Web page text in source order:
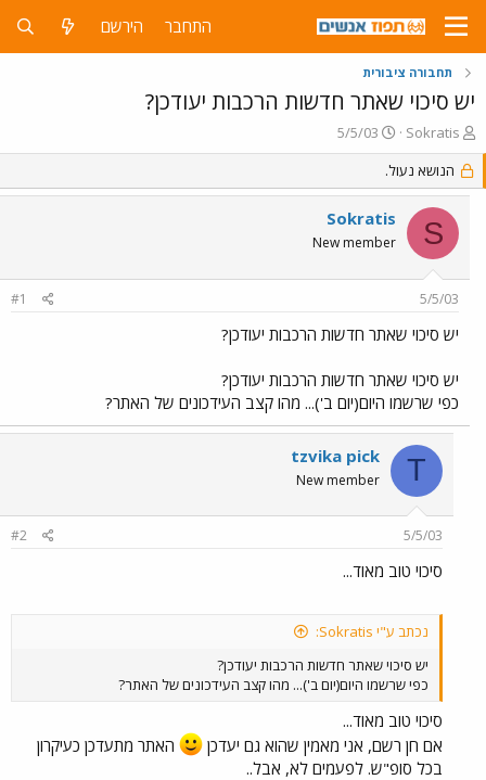
התחבר הירשם
תחבורה ציבורית
יש סיכוי שאתר חדשות הרכבות יעודכן?
פ
ו
ת
ח
נ
Sokratis
פ
ו
ס
ם
ב
ת
ך
5/5/03
הנושא נעול.
S
Sokratis
New member
5/5/03
#1
יש סיכוי שאתר חדשות הרכבות יעודכן?
יש סיכוי שאתר חדשות הרכבות יעודכן?
כפי שרשמו היום(יום ב')... מהו קצב העידכונים של האתר?
T
tzvika pick
New member
5/5/03
#2
סיכוי טוב מאוד...
נכתב ע"י Sokratis:
יש סיכוי שאתר חדשות הרכבות יעודכן?
כפי שרשמו היום(יום ב')... מהו קצב העידכונים של האתר?
סיכוי טוב מאוד...
אם חן רשם, אני מאמין שהוא גם יעדכן
האתר מתעדכן כעיקרון
בכל סופ"ש. לפעמים לא, אבל..